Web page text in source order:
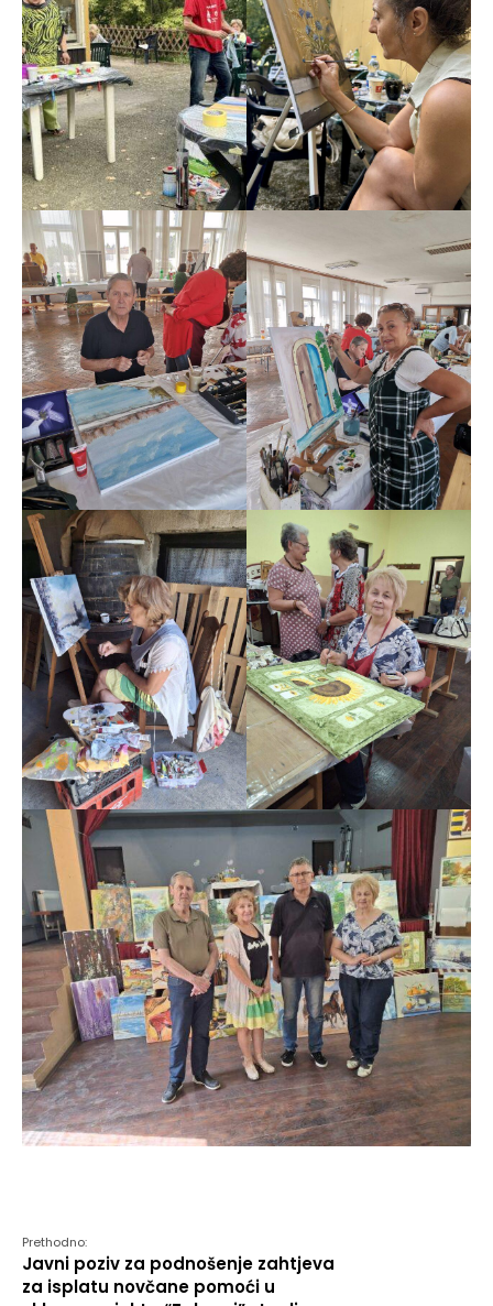
Prethodno:
Javni poziv za podnošenje zahtjeva
za isplatu novčane pomoći u